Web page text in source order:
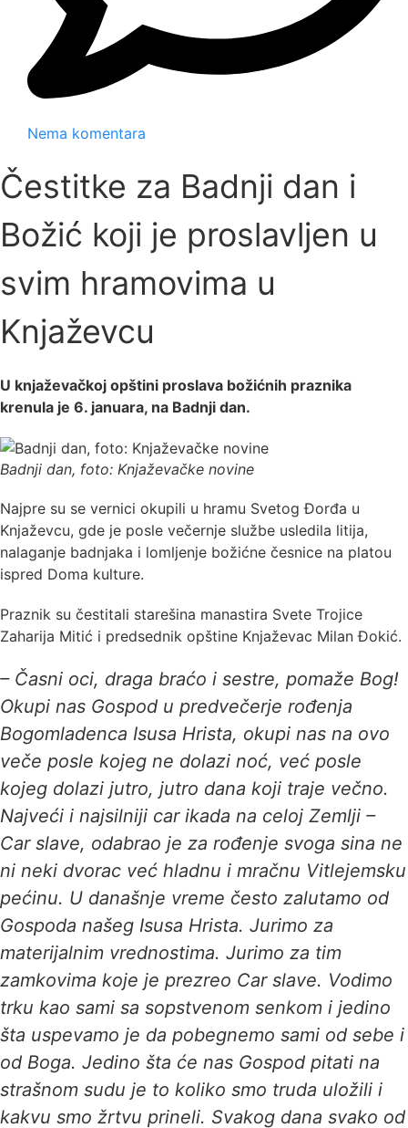
Nema komentara
Čestitke za Badnji dan i
Božić koji je proslavljen u
svim hramovima u
Knjaževcu
U knjaževačkoj opštini proslava božićnih praznika
krenula je 6. januara, na Badnji dan.
Badnji dan, foto: Knjaževačke novine
Najpre su se vernici okupili u hramu Svetog Đorđa u
Knjaževcu, gde je posle večernje službe usledila litija,
nalaganje badnjaka i lomljenje božićne česnice na platou
ispred Doma kulture.
Praznik su čestitali starešina manastira Svete Trojice
Zaharija Mitić i predsednik opštine Knjaževac Milan Đokić.
– Časni oci, draga braćo i sestre, pomaže Bog!
Okupi nas Gospod u predvečerje rođenja
Bogomladenca Isusa Hrista, okupi nas na ovo
veče posle kojeg ne dolazi noć, već posle
kojeg dolazi jutro, jutro dana koji traje večno.
Najveći i najsilniji car ikada na celoj Zemlji –
Car slave, odabrao je za rođenje svoga sina ne
ni neki dvorac već hladnu i mračnu Vitlejemsku
pećinu. U današnje vreme često zalutamo od
Gospoda našeg Isusa Hrista. Jurimo za
materijalnim vrednostima. Jurimo za tim
zamkovima koje je prezreo Car slave. Vodimo
trku kao sami sa sopstvenom senkom i jedino
šta uspevamo je da pobegnemo sami od sebe i
od Boga. Jedino šta će nas Gospod pitati na
strašnom sudu je to koliko smo truda uložili i
kakvu smo žrtvu prineli. Svakog dana svako od